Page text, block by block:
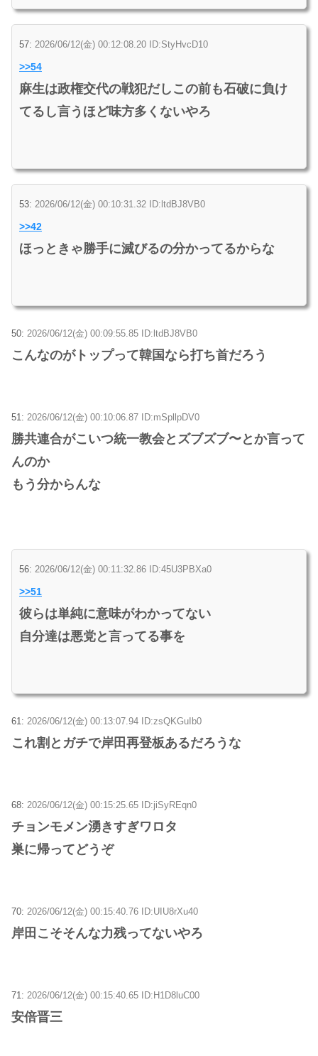
57: 2026/06/12(金) 00:12:08.20 ID:StyHvcD10
>>54
麻生は政権交代の戦犯だしこの前も石破に負け
てるし言うほど味方多くないやろ
53: 2026/06/12(金) 00:10:31.32 ID:ltdBJ8VB0
>>42
ほっときゃ勝手に滅びるの分かってるからな
50: 2026/06/12(金) 00:09:55.85 ID:ltdBJ8VB0
こんなのがトップって韓国なら打ち首だろう
51: 2026/06/12(金) 00:10:06.87 ID:mSpllpDV0
勝共連合がこいつ統一教会とズブズブ〜とか言って
んのか
もう分からんな
56: 2026/06/12(金) 00:11:32.86 ID:45U3PBXa0
>>51
彼らは単純に意味がわかってない
自分達は悪党と言ってる事を
61: 2026/06/12(金) 00:13:07.94 ID:zsQKGuIb0
これ割とガチで岸田再登板あるだろうな
68: 2026/06/12(金) 00:15:25.65 ID:jiSyREqn0
チョンモメン湧きすぎワロタ
巣に帰ってどうぞ
70: 2026/06/12(金) 00:15:40.76 ID:UIU8rXu40
岸田こそそんな力残ってないやろ
71: 2026/06/12(金) 00:15:40.65 ID:H1D8luC00
安倍晋三